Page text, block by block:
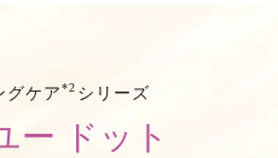
グケア*2 シリーズ
ー ドット